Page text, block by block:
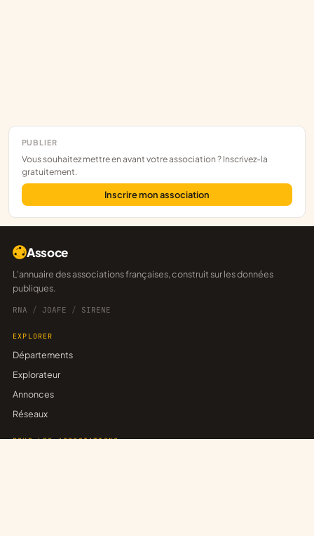
PUBLIER
Vous souhaitez mettre en avant votre association ? Inscrivez-la
gratuitement.
Inscrire mon association
Assoce
L'annuaire des associations françaises, construit sur les données
publiques.
RNA / JOAFE / SIRENE
EXPLORER
Départements
Explorateur
Annonces
Réseaux
POUR LES ASSOCIATIONS